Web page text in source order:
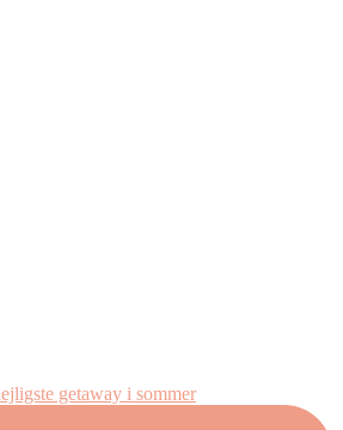
getaway i sommer